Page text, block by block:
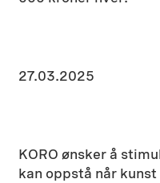
27.03.2025
KORO ønsker å
kan oppstå når